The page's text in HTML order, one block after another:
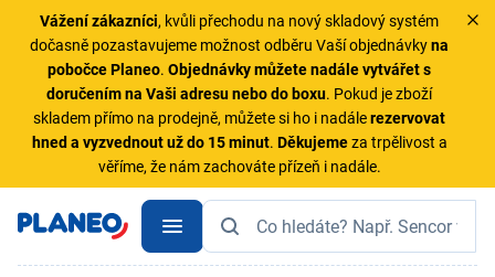
Vážení zákazníci, kvůli přechodu na nový skladový systém
dočasně pozastavujeme možnost odběru Vaší objednávkyna
pobočce Planeo.Objednávky můžete nadále vytvářet s
doručením na Vaši adresu nebo do boxu. Pokud je zboží
skladem přímo na prodejně, můžete si ho i nadálerezervovat
hned a vyzvednout už do 15 minut. Děkujemeza trpělivost a
věříme, že nám zachováte přízeň i nadále.